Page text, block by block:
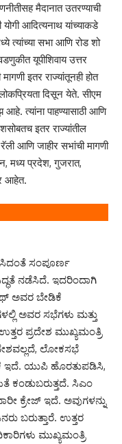
मैदानात उतरण्याची
आदित्यनाथ यांच्याकडे
त्यांच्या सभा आणि रोड शो
यूपीशिवाय उत्तर
इतर राज्यांतूनही होत
दिसून येते. सीएम
आहे. त्यांना पाहण्यासाठी आणि
इतर राज्यांतील
आणि जाहीर सभांची मागणी
मध्य प्रदेश, गुजरात,
आहेत.
ಸಂಪೂರ್ಣ
ನಡೆಸಿದೆ. ಇದರಿಂದಾಗಿ
ಅವರ ಬೇಡಿಕೆ
ಅವರ ಸಭೆಗಳು ಮತ್ತು
ಪ್ರದೇಶ ಮುಖ್ಯಮಂತ್ರಿ
ಲೋಕಸಭೆ
ಇದೆ. ಯುಪಿ ಹೊರತುಪಡಿಸಿ,
ಕಂಡುಬರುತ್ತದೆ. ಸಿಎಂ
ಕ್ರೇಜ್ ಇದೆ. ಅವುಗಳನ್ನು
ಬರುತ್ತಾರೆ. ಉತ್ತರ
ಮುಖ್ಯಮಂತ್ರಿ